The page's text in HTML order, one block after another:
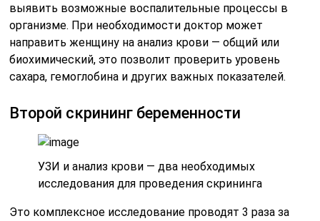
выявить возможные воспалительные процессы в
организме. При необходимости доктор может
направить женщину на анализ крови — общий или
биохимический, это позволит проверить уровень
сахара, гемоглобина и других важных показателей.
Второй скрининг беременности
УЗИ и анализ крови — два необходимых
исследования для проведения скрининга
Это комплексное исследование проводят 3 раза за